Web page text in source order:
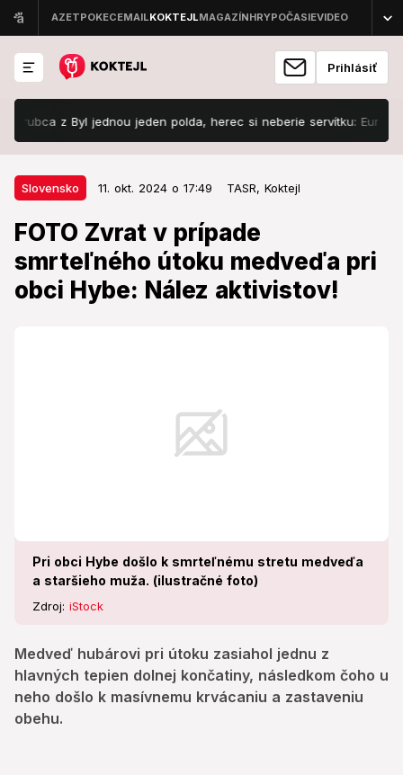
Prihlásiť
z Byl jednou jeden polda, herec si neberie servítku: Európa sa
Slovensko 11. okt. 2024 o 17:49 TASR, Koktejl
FOTO Zvrat v prípade
smrteľného útoku medveďa pri
obci Hybe: Nález aktivistov!
Pri obci Hybe došlo k smrteľnému stretu medveďa
a staršieho muža. (ilustračné foto)
Zdroj: iStock
Medveď hubárovi pri útoku zasiahol jednu z
hlavných tepien dolnej končatiny, následkom čoho u
neho došlo k masívnemu krvácaniu a zastaveniu
obehu.
Slovensko 11. okt. 2024 o 17:49
FOTO Zvrat v prípade smrteľného
útoku medveďa pri obci Hybe:
Nález aktivistov!